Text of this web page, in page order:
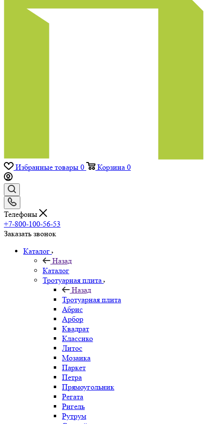
Избранные товары 0 Корзина 0
Телефоны
+7-800-100-56-53
Заказать звонок
Каталог
Назад
Каталог
Тротуарная плита
Назад
Тротуарная плита
Абрис
Арбор
Квадрат
Классико
Литос
Мозаика
Паркет
Петра
Прямоугольник
Регата
Ригель
Рутрум